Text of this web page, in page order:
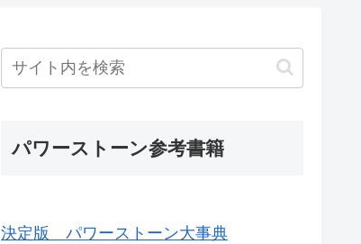
パワーストーン参考書籍
決定版 パワーストーン大事典